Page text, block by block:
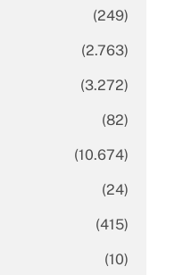
(249)
(2.763)
(3.272)
(82)
(10.674)
(24)
(415)
(10)